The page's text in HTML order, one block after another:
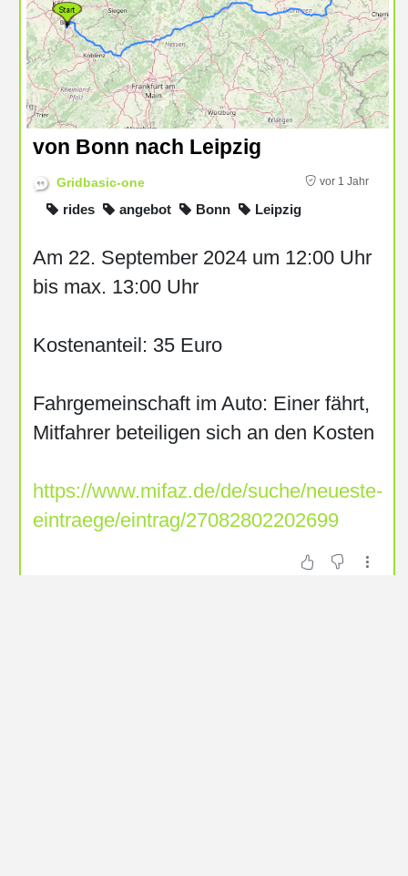
von Bonn nach Leipzig
Gridbasic-one vor 1 Jahr
rides angebot Bonn Leipzig
Am 22. September 2024 um 12:00 Uhr
bis max. 13:00 Uhr
Kostenanteil: 35 Euro
Fahrgemeinschaft im Auto: Einer fährt,
Mitfahrer beteiligen sich an den Kosten
https://www.mifaz.de/de/suche/neueste-
eintraege/eintrag/27082802202699